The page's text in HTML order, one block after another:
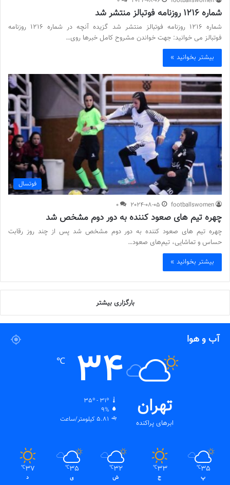
شماره 1216 روزنامه فوتبالز منتشر شد
شماره 1216 روزنامه فوتبالز منتشر شد گزیده آنچه در شماره 1216 روزنامه
فوتبالز می خوانید: جهت خواندن مشروح کامل خبرها روی…
بیشتر بخوانید »
فوتسال
footballswomen
2024-08-05
0
چهره تیم های صعود کننده به دور دوم مشخص شد
چهره تیم های صعود کننده به دور دوم مشخص شد پس از چند روز رقابت
حساس و تماشایی، تیم‌های صعود…
بیشتر بخوانید »
بارگزاری بیشتر
آب و هوا
تهران
ابرهای پراکنده
34
℃
35º - 31º
9%
5.81 کیلومتر/ساعت
35
℃
پ
33
℃
ج
32
℃
ش
35
℃
ی
37
℃
د